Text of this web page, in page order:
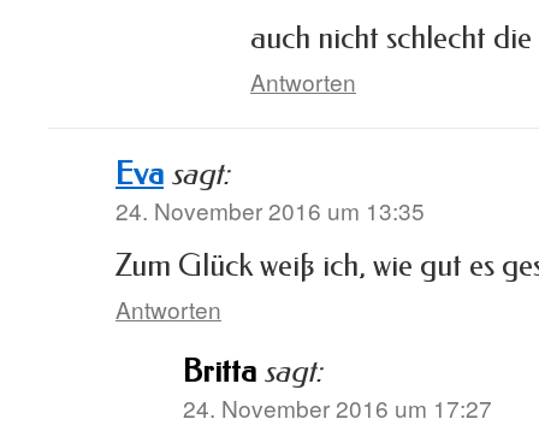
auch nicht schlecht
Antworten
Eva sagt:
24. November 2016 um 13:35
Zum Glück weiß ich, wie gut es
Antworten
Britta sagt:
24. November 2016 um 17:27